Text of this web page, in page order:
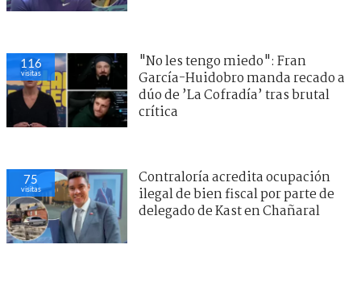
116
visitas
"No les tengo miedo": Fran
García-Huidobro manda recado a
dúo de ’La Cofradía’ tras brutal
crítica
75
visitas
Contraloría acredita ocupación
ilegal de bien fiscal por parte de
delegado de Kast en Chañaral